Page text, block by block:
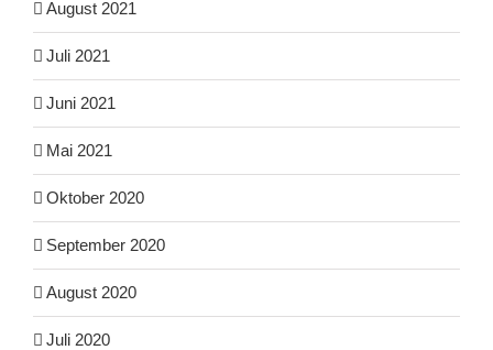
August 2021
Juli 2021
Juni 2021
Mai 2021
Oktober 2020
September 2020
August 2020
Juli 2020